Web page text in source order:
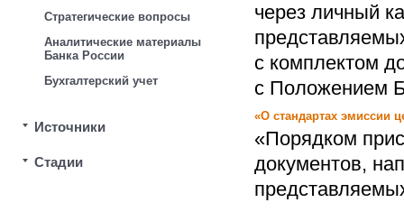
Стратегические вопросы
Аналитические материалы
Банка России
Бухгалтерский учет
Источники
Стадии
через личный
с комплектом
с Положением
«О стандартах эмиссии
«Порядком
документов,